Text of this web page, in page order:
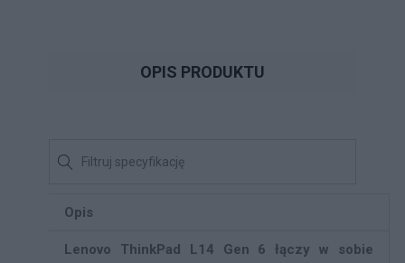
OPIS PRODUKTU
Opis
Lenovo ThinkPad L14 Gen 6 łączy w sobie